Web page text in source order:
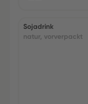
Sojadrink
natur, vorverpackt